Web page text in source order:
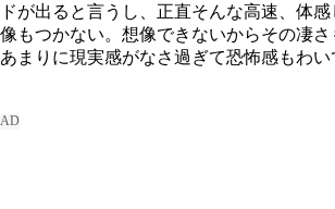
ドが出ると言うし、正直そんな高速、体
像もつかない。想像できないからその凄さ
あまりに現実感がなさ過ぎて恐怖感もわい